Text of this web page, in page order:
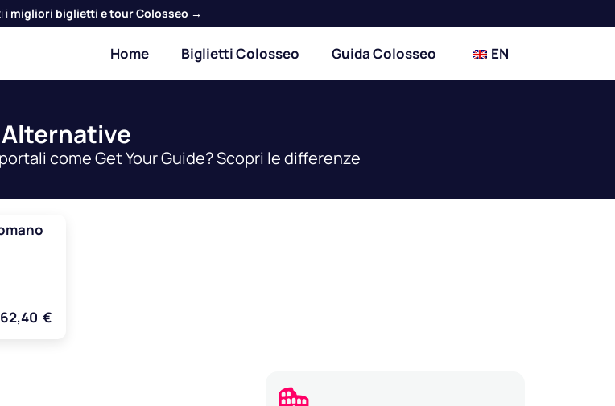
i migliori biglietti e tour Colosseo →
Home Biglietti Colosseo Guida Colosseo EN
come Get Your Guide? Scopri le differenze
€